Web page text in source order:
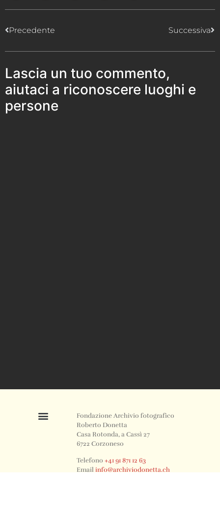
Precedente Successiva
Lascia un tuo commento,
aiutaci a riconoscere luoghi e
persone
Fondazione Archivio fotografico
Roberto Donetta
Casa Rotonda, a Cassì 27
6722 Corzoneso
Telefono+41 91 871 12 63
Emailinfo@archiviodonetta.ch